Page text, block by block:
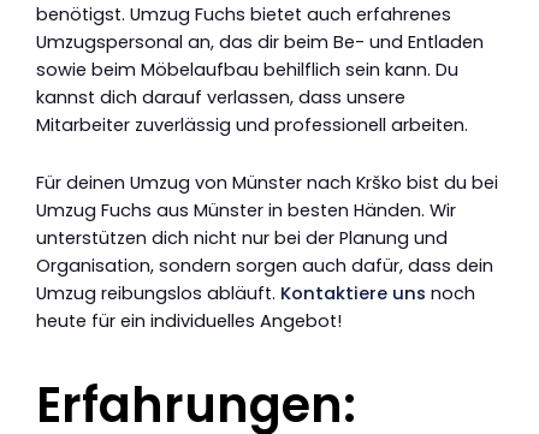
benötigst. Umzug Fuchs bietet auch erfahrenes
Umzugspersonal an, das dir beim Be- und Entladen
sowie beim Möbelaufbau behilflich sein kann. Du
kannst dich darauf verlassen, dass unsere
Mitarbeiter zuverlässig und professionell arbeiten.
Für deinen Umzug von Münster nach Krško bist du bei
Umzug Fuchs aus Münster in besten Händen. Wir
unterstützen dich nicht nur bei der Planung und
Organisation, sondern sorgen auch dafür, dass dein
Umzug reibungslos abläuft. Kontaktiere uns noch
heute für ein individuelles Angebot!
Erfahrungen: